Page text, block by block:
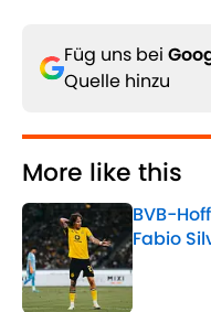
Füg uns bei
Quelle hinzu
More like this
BVB-
Fabio
Published